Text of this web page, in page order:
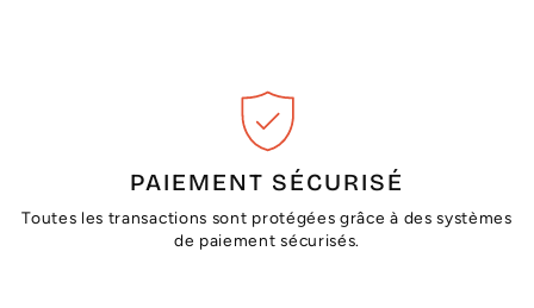
PAIEMENT SÉCURISÉ
Toutes les transactions sont protégées grâce à des systèmes
de paiement sécurisés.